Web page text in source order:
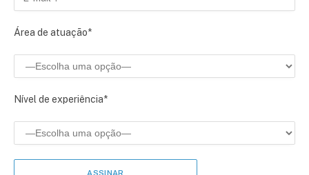
Área de atuação*
Nível de experiência*